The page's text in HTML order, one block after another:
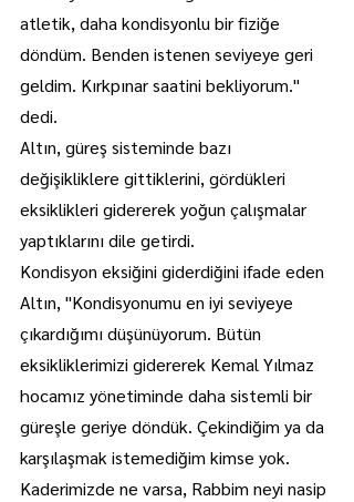
atletik, daha kondisyonlu bir fiziğe
döndüm. Benden istenen seviyeye geri
geldim. Kırkpınar saatini bekliyorum."
dedi.
Altın, güreş sisteminde bazı
değişikliklere gittiklerini, gördükleri
eksiklikleri gidererek yoğun çalışmalar
yaptıklarını dile getirdi.
Kondisyon eksiğini giderdiğini ifade eden
Altın, "Kondisyonumu en iyi seviyeye
çıkardığımı düşünüyorum. Bütün
eksikliklerimizi gidererek Kemal Yılmaz
hocamız yönetiminde daha sistemli bir
güreşle geriye döndük. Çekindiğim ya da
karşılaşmak istemediğim kimse yok.
Kaderimizde ne varsa, Rabbim neyi nasip